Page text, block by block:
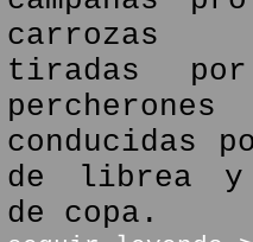
carrozas
tiradas
conducidas
de librea y
de copa.